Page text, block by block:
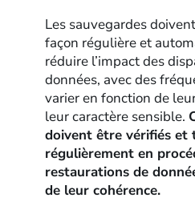
Les sauvegardes
façon régulière et
réduire l’impact des
données, avec des
varier en fonction de
leur caractère sensible.
doivent être vérifiés et
régulièrement en
restaurations de
de leur cohérence.